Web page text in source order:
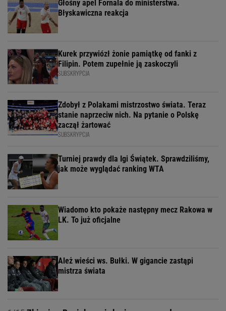
Głośny apel Fornala do ministerstwa.
Błyskawiczna reakcja
Kurek przywiózł żonie pamiątkę od fanki z
Filipin. Potem zupełnie ją zaskoczyli
SUBSKRYPCJA
Zdobył z Polakami mistrzostwo świata. Teraz
stanie naprzeciw nich. Na pytanie o Polskę
zaczął żartować
SUBSKRYPCJA
Turniej prawdy dla Igi Świątek. Sprawdziliśmy,
jak może wyglądać ranking WTA
Wiadomo kto pokaże następny mecz Rakowa w
LK. To już oficjalne
Ależ wieści ws. Bułki. W gigancie zastąpi
mistrza świata